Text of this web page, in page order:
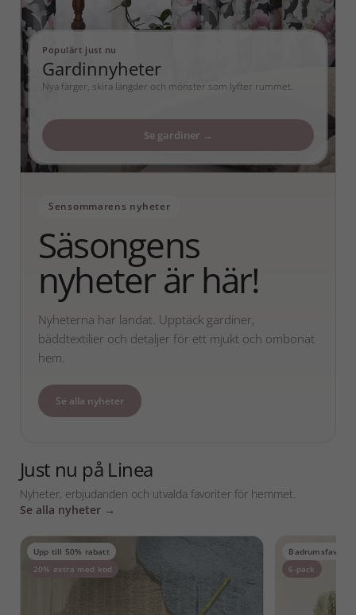
Sensommarens nyheter
Säsongens
nyheter är här!
Nyheterna har landat. Upptäck gardiner,
bäddtextilier och detaljer för ett mjukt och ombonat
hem.
Se alla nyheter
Populärt just nu
Gardinnyheter
Nya färger, skira längder och mönster som lyfter rummet.
Se gardiner →
Just nu på Linea
Nyheter, erbjudanden och utvalda favoriter för hemmet.
Se alla nyheter →
Upp till 50% rabatt
20% extra med kod
Badrumsfavorit
6-pack